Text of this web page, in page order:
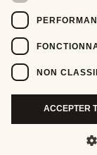
NON
ACCEPTER